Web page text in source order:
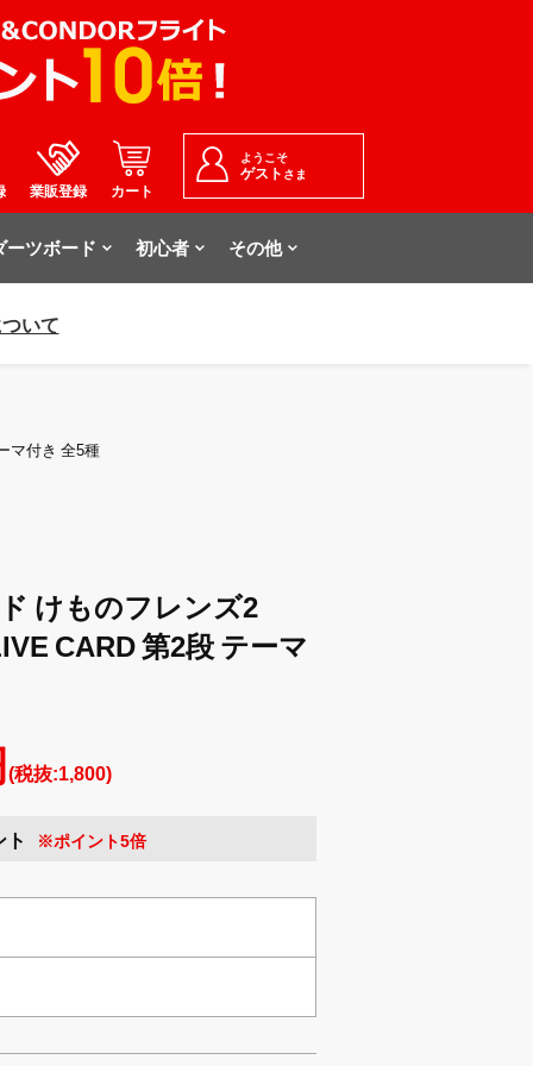
業販登録 カート
ようこそ
ゲスト さま
ーツボード 初心者 その他
いて
マ付き 全5種
けものフレンズ2
CARD 第2段 テーマ
(税抜:1,800)
※ポイント5倍